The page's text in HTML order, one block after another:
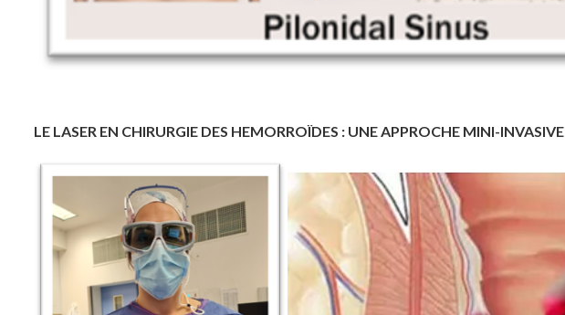
LE LASER EN CHIRURGIE DES HEMORROÏDES : UNE APPROCHE MINI-INVASIVE